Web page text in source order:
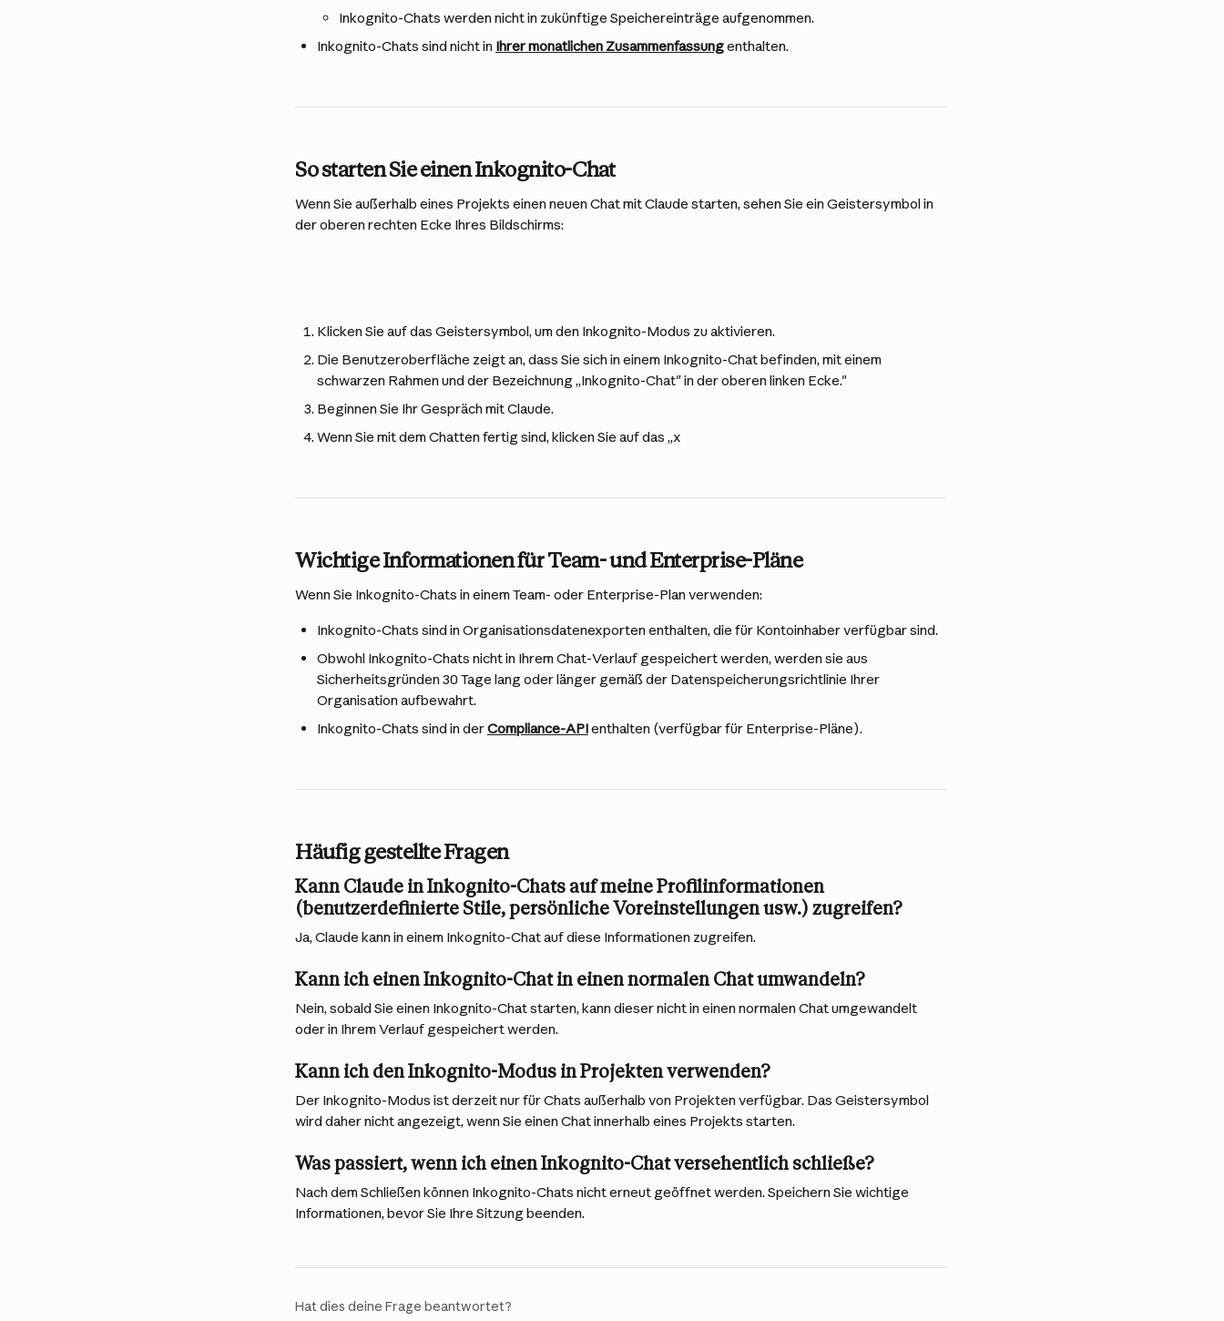
Inkognito-Chats werden nicht in zukünftige Speichereinträge aufgenommen.
Inkognito-Chats sind nicht in Ihrer monatlichen Zusammenfassung enthalten.
So starten Sie einen Inkognito-Chat
Wenn Sie außerhalb eines Projekts einen neuen Chat mit Claude starten, sehen Sie ein Geistersymbol in
der oberen rechten Ecke Ihres Bildschirms:
Klicken Sie auf das Geistersymbol, um den Inkognito-Modus zu aktivieren.
Die Benutzeroberfläche zeigt an, dass Sie sich in einem Inkognito-Chat befinden, mit einem
schwarzen Rahmen und der Bezeichnung „Inkognito-Chat" in der oberen linken Ecke."
Beginnen Sie Ihr Gespräch mit Claude.
Wenn Sie mit dem Chatten fertig sind, klicken Sie auf das „x
Wichtige Informationen für Team- und Enterprise-Pläne
Wenn Sie Inkognito-Chats in einem Team- oder Enterprise-Plan verwenden:
Inkognito-Chats sind in Organisationsdatenexporten enthalten, die für Kontoinhaber verfügbar sind.
Obwohl Inkognito-Chats nicht in Ihrem Chat-Verlauf gespeichert werden, werden sie aus
Sicherheitsgründen 30 Tage lang oder länger gemäß der Datenspeicherungsrichtlinie Ihrer
Organisation aufbewahrt.
Inkognito-Chats sind in der Compliance-API enthalten (verfügbar für Enterprise-Pläne).
Häufig gestellte Fragen
Kann Claude in Inkognito-Chats auf meine Profilinformationen
(benutzerdefinierte Stile, persönliche Voreinstellungen usw.) zugreifen?
Ja, Claude kann in einem Inkognito-Chat auf diese Informationen zugreifen.
Kann ich einen Inkognito-Chat in einen normalen Chat umwandeln?
Nein, sobald Sie einen Inkognito-Chat starten, kann dieser nicht in einen normalen Chat umgewandelt
oder in Ihrem Verlauf gespeichert werden.
Kann ich den Inkognito-Modus in Projekten verwenden?
Der Inkognito-Modus ist derzeit nur für Chats außerhalb von Projekten verfügbar. Das Geistersymbol
wird daher nicht angezeigt, wenn Sie einen Chat innerhalb eines Projekts starten.
Was passiert, wenn ich einen Inkognito-Chat versehentlich schließe?
Nach dem Schließen können Inkognito-Chats nicht erneut geöffnet werden. Speichern Sie wichtige
Informationen, bevor Sie Ihre Sitzung beenden.
Hat dies deine Frage beantwortet?